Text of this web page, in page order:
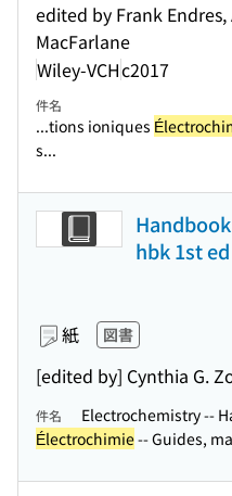
edited by Frank
MacFarlane
Wiley-VCHc2017
件名
...tions ioniques
s...
hbk 1st ed
紙 図書
[edited by] Cynthia G.
件名
Electrochemistry --
Électrochimie-- Guides,